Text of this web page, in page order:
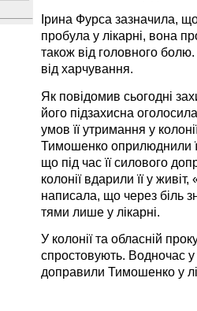
Ірина Фурса зазначила,
пробула у лікарні, вона
також від головного
від харчування.
Як повідомив сьогодні
його підзахисна
умов її утримання у
Тимошенко оприлюднили
що під час її силового
колонії вдарили її у
написала, що через біль
тями лише у лікарні.
У колонії та обласній
спростовують. Водночас у
доправили Тимошенко у